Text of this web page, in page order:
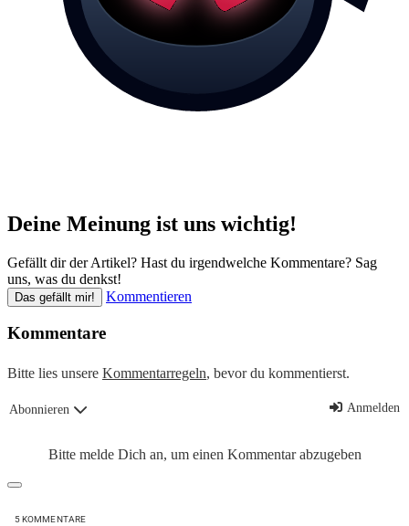
Deine Meinung ist uns wichtig!
Gefällt dir der Artikel? Hast du irgendwelche Kommentare? Sag
uns, was du denkst!
Das gefällt mir! Kommentieren
Kommentare
Bitte lies unsere Kommentarregeln, bevor du kommentierst.
Abonnieren Anmelden
Bitte melde Dich an, um einen Kommentar abzugeben
5KOMMENTARE